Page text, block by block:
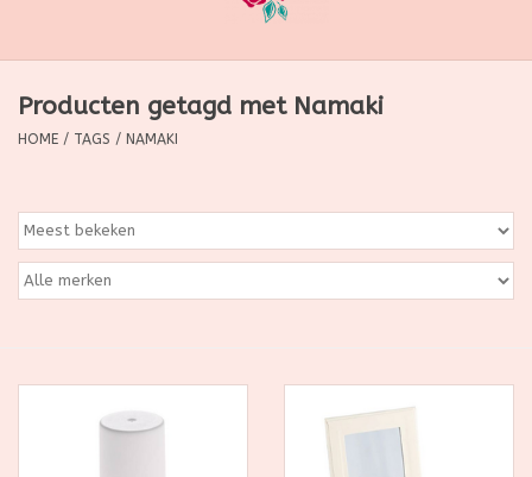
Grimeermateriaal
Huishoudartikelen
Ditjes & Datjes
Producten getagd met Namaki
HOME / TAGS / NAMAKI